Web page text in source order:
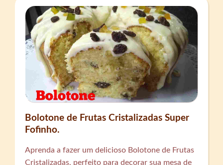
Bolotone de Frutas Cristalizadas Super
Fofinho.
Aprenda a fazer um delicioso Bolotone de Frutas
Cristalizadas, perfeito para decorar sua mesa de